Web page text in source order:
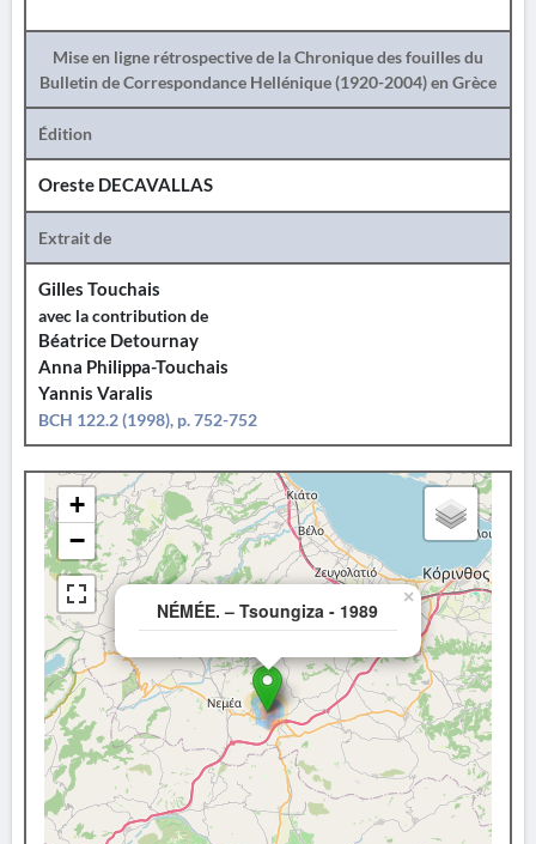
Mise en ligne rétrospective de la Chronique des fouilles du
Bulletin de Correspondance Hellénique (1920-2004) en Grèce
Édition
Oreste DECAVALLAS
Extrait de
Gilles Touchais
avec la contribution de
Béatrice Detournay
Anna Philippa-Touchais
Yannis Varalis
BCH 122.2 (1998), p. 752-752
NÉMÉE. – Tsoungiza - 1989
×
+
−